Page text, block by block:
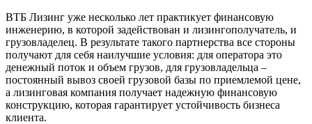
ВТБ Лизинг уже несколько лет практикует финансовую
инженерию, в которой задействован и лизингополучатель, и
грузовладелец. В результате такого партнерства все стороны
получают для себя наилучшие условия: для оператора это
денежный поток и объем грузов, для грузовладельца –
постоянный вывоз своей грузовой базы по приемлемой цене,
а лизинговая компания получает надежную финансовую
конструкцию, которая гарантирует устойчивость бизнеса
клиента.